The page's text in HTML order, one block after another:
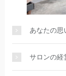
あなたの思
サロンの経